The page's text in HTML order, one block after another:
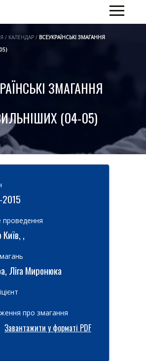
/ КАЛЕНДАР / ВСЕУКРАЇНСЬКІ ЗМАГАННЯ
ЗМАГАННЯ
(04-05)
проведення
Київ, ,
Ліга Миронюка
про змагання
Завантажити у форматі PDF